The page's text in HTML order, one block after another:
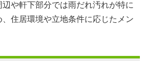
や軒下部分では雨だれ汚れが特に
、住居環境や立地条件に応じたメン